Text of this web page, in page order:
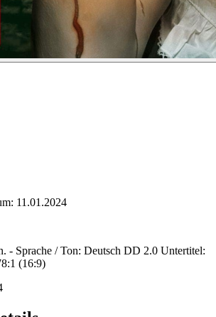
11.01.2024
- Sprache / Ton: Deutsch DD 2.0 Untertitel:
(16:9)